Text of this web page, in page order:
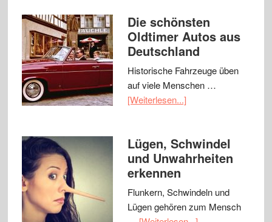
Die schönsten
Oldtimer Autos aus
Deutschland
Historische Fahrzeuge üben
auf viele Menschen …
[Weiterlesen...]
Lügen, Schwindel
und Unwahrheiten
erkennen
Flunkern, Schwindeln und
Lügen gehören zum Mensch